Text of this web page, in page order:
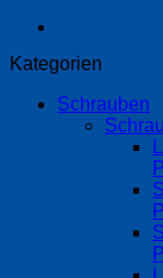
Kategorien
Schrauben